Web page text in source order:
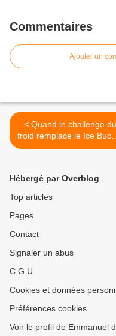
Commentaires
Ajouter un
< Quand le challenge du
froid remplace le Ice
Challenge !
Hébergé par Overblog
Top articles
Pages
Contact
Signaler un abus
C.G.U.
Cookies et données
Préférences cookies
Voir le profil de Emmanuel